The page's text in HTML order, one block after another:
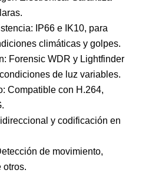
IP66 e IK10, para
climáticas y golpes.
Forensic WDR y Lightfinder
de luz variables.
Compatible con H.264,
y codificación en
de movimiento,
otros.